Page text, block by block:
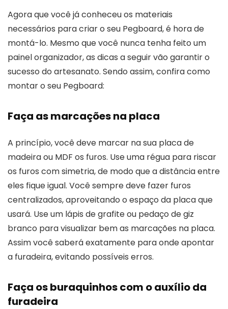
Agora que você já conheceu os materiais
necessários para criar o seu Pegboard, é hora de
montá-lo. Mesmo que você nunca tenha feito um
painel organizador, as dicas a seguir vão garantir o
sucesso do artesanato. Sendo assim, confira como
montar o seu Pegboard:
Faça as marcações na placa
A princípio, você deve marcar na sua placa de
madeira ou MDF os furos. Use uma régua para riscar
os furos com simetria, de modo que a distância entre
eles fique igual. Você sempre deve fazer furos
centralizados, aproveitando o espaço da placa que
usará. Use um lápis de grafite ou pedaço de giz
branco para visualizar bem as marcações na placa.
Assim você saberá exatamente para onde apontar
a furadeira, evitando possíveis erros.
Faça os buraquinhos com o auxílio da
furadeira